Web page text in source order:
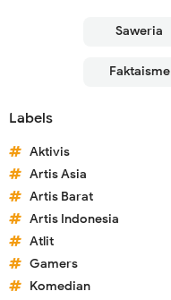
Saweria
Faktaisme
Labels
Aktivis
Artis Asia
Artis Barat
Artis Indonesia
Atlit
Gamers
Komedian